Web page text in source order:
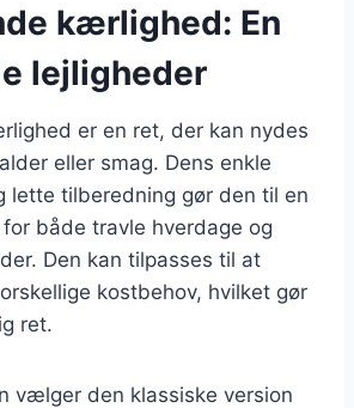
kærlighed: En
lejligheder
er en ret, der kan nydes
eller smag. Dens enkle
lette tilberedning gør den til en
både travle hverdage og
Den kan tilpasses til at
kostbehov, hvilket gør
ret.
vælger den klassiske version